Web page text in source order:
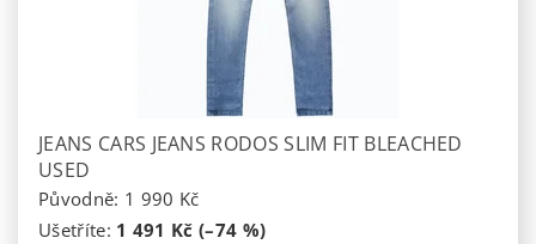
JEANS CARS JEANS RODOS SLIM FIT BLEACHED
USED
Původně: 1 990 Kč
Ušetříte: 1 491 Kč (–74 %)